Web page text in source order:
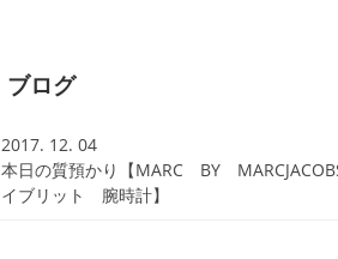
ブログ
2017. 12. 04
本日の質預かり【MARC BY
イブリット 腕時計】